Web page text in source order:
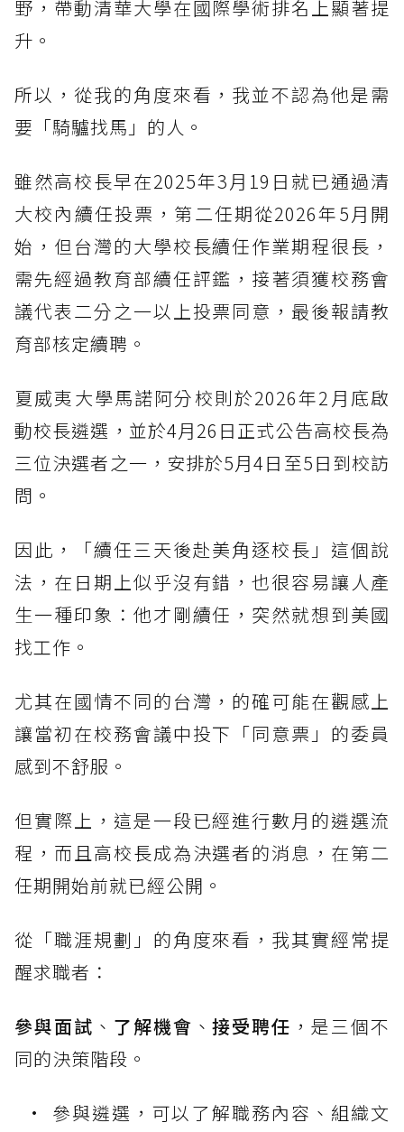
野，帶動清華大學在國際學術排名上顯著提
升。
所以，從我的角度來看，我並不認為他是需
要「騎驢找馬」的人。
雖然高校長早在2025年3月19日就已通過清
大校內續任投票，第二任期從2026年5月開
始，但台灣的大學校長續任作業期程很長，
需先經過教育部續任評鑑，接著須獲校務會
議代表二分之一以上投票同意，最後報請教
育部核定續聘。
夏威夷大學馬諾阿分校則於2026年2月底啟
動校長遴選，並於4月26日正式公告高校長為
三位決選者之一，安排於5月4日至5日到校訪
問。
因此，「續任三天後赴美角逐校長」這個說
法，在日期上似乎沒有錯，也很容易讓人產
生一種印象：他才剛續任，突然就想到美國
找工作。
尤其在國情不同的台灣，的確可能在觀感上
讓當初在校務會議中投下「同意票」的委員
感到不舒服。
但實際上，這是一段已經進行數月的遴選流
程，而且高校長成為決選者的消息，在第二
任期開始前就已經公開。
從「職涯規劃」的角度來看，我其實經常提
醒求職者：
參與面試 、 了解機會 、接受聘任 ，是三個不
同的決策階段。
參與遴選，可以了解職務內容、組織文